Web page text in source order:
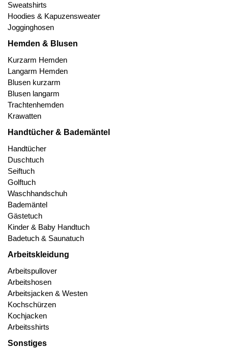
Sweatshirts
Hoodies & Kapuzensweater
Jogginghosen
Hemden & Blusen
Kurzarm Hemden
Langarm Hemden
Blusen kurzarm
Blusen langarm
Trachtenhemden
Krawatten
Handtücher & Bademäntel
Handtücher
Duschtuch
Seiftuch
Golftuch
Waschhandschuh
Bademäntel
Gästetuch
Kinder & Baby Handtuch
Badetuch & Saunatuch
Arbeitskleidung
Arbeitspullover
Arbeitshosen
Arbeitsjacken & Westen
Kochschürzen
Kochjacken
Arbeitsshirts
Sonstiges